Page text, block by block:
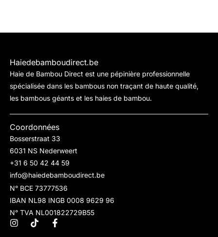
Haiedebamboudirect.be
Haie de Bambou Direct est une pépinière professionnelle
spécialisée dans les bambous non traçant de haute qualité,
les bambous géants et les haies de bambou.
Coordonnées
Bosserstraat 33
6031 NS Nederweert
+31 6 50 42 44 59
info@haiedebamboudirect.be
N° BCE 73777536
IBAN NL98 INGB 0008 9629 96
N° TVA NL001822729B55